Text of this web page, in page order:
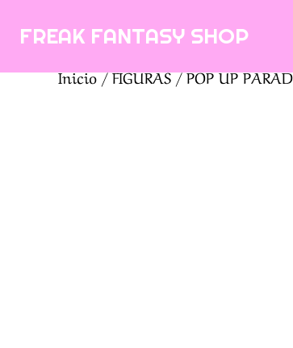
contenido
FREAK FANTASY SHOP
Inicio/FIGURAS/POP UP